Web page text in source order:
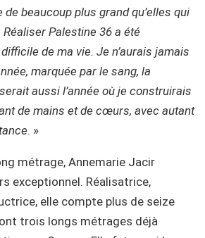
beaucoup plus grand qu’elles qui
Réaliser Palestine 36 a été
de ma vie. Je n’aurais jamais
marquée par le sang, la
aussi l’année où je construirais
de mains et de cœurs, avec autant
. »
métrage, Annemarie Jacir
exceptionnel. Réalisatrice,
elle compte plus de seize
trois longs métrages déjà